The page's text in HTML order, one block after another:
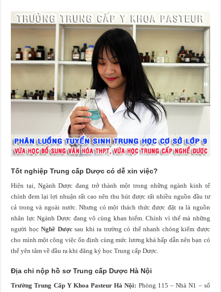
Tốt nghiệp Trung cấp Dược có dễ xin việc?
Hiện tại, Ngành Dược đang trở thành một trong những ngành kinh tế
chính đem lại lợi nhuận rất cao nên thu hút được rất nhiều nguồn đầu tư
cả trong và ngoài nước. Nhưng có một thách thức được đặt ra là nguồn
nhân lực Ngành Dược đang vô cùng khan hiếm. Chính vì thế mà những
người họcNghề Dượcsau khi ra trường có thể nhanh chóng kiếm được
cho mình một công việc ổn định cùng mức lương khá hấp dẫn nên bạn có
thể yên tâm về đầu ra khi đăng ký học Trung cấp Dược.
Địa chỉ nộp hồ sơ Trung cấp Dược Hà Nội
Trường Trung Cấp Y Khoa Pasteur Hà Nội: Phòng 115 – Nhà N1 – số